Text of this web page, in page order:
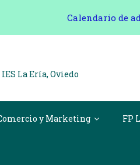
La Ería, Oviedo
y Marketing FP
Calendario de